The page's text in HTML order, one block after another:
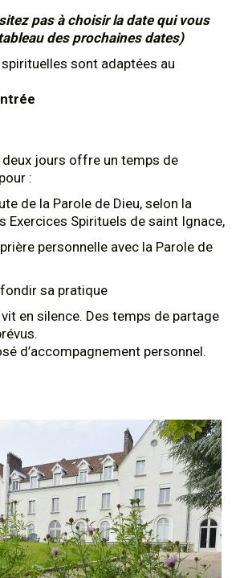
pas à choisir la date qui vous
des prochaines dates)
sont adaptées au
jours offre un temps de
:
de la Parole de Dieu, selon la
Exercices Spirituels de saint Ignace,
personnelle avec la Parole de
sa pratique
en silence. Des temps de partage
d’accompagnement personnel.